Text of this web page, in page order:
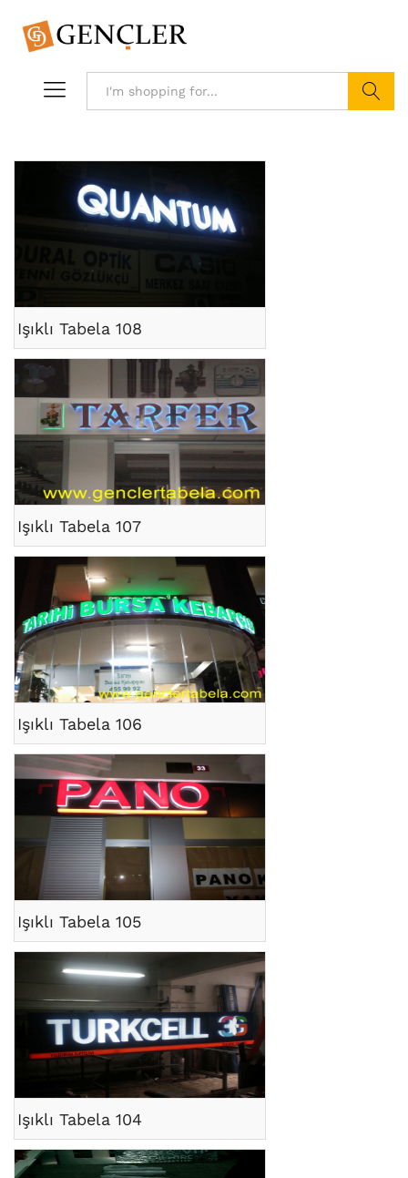
Işıklı Tabela 108
Işıklı Tabela 107
Işıklı Tabela 106
Işıklı Tabela 105
Işıklı Tabela 104